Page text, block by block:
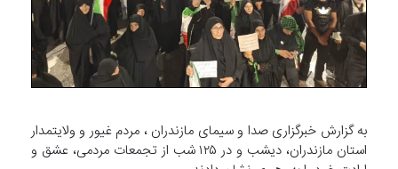
به گزارش خبرگزاری صدا و سیمای مازندران ، مردم غیور و ولایتمدار
استان مازندران، دیشب و در ۱۲۵ شب از تجمعات مردمی، عشق و